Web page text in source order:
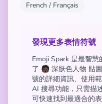
French / Français
發現更多表情符號
Emoji Spark 是最智
了 🧑🏿 深肤色人物 貼
號的詳細資訊、使用
AI 搜尋功能，只需描
可快速找到最適合的表